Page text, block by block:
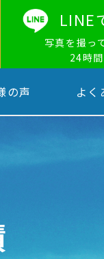
LINE
写真を撮っ
24時
の声 よく